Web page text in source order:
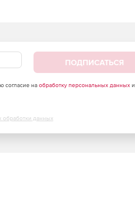
ПОДПИСАТЬСЯ
согласие на обработку персональных данныхи
обработки данных